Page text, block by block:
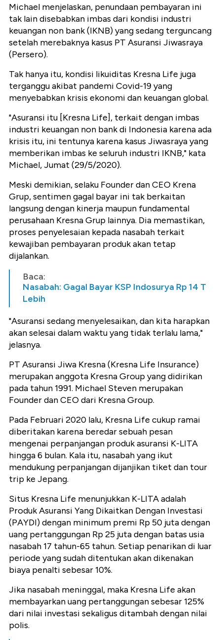
Michael menjelaskan, penundaan pembayaran ini
tak lain disebabkan imbas dari kondisi industri
keuangan non bank (IKNB) yang sedang terguncang
setelah merebaknya kasus PT Asuransi Jiwasraya
(Persero).
Tak hanya itu, kondisi likuiditas Kresna Life juga
terganggu akibat pandemi Covid-19 yang
menyebabkan krisis ekonomi dan keuangan global.
"Asuransi itu [Kresna Life], terkait dengan imbas
industri keuangan non bank di Indonesia karena ada
krisis itu, ini tentunya karena kasus Jiwasraya yang
memberikan imbas ke seluruh industri IKNB," kata
Michael, Jumat (29/5/2020).
Meski demikian, selaku Founder dan CEO Krena
Grup, sentimen gagal bayar ini tak berkaitan
langsung dengan kinerja maupun fundamental
perusahaan Kresna Grup lainnya. Dia memastikan,
proses penyelesaian kepada nasabah terkait
kewajiban pembayaran produk akan tetap
dijalankan.
Baca:
Nasabah: Gagal Bayar KSP Indosurya Rp 14 T
Lebih
"Asuransi sedang menyelesaikan, dan kita harapkan
akan selesai dalam waktu yang tidak terlalu lama,"
jelasnya.
PT Asuransi Jiwa Kresna(Kresna Life Insurance)
merupakan anggota KresnaGroup yang didirikan
pada tahun 1991. Michael Steven merupakan
Founder danCEO dari KresnaGroup.
Pada Februari 2020 lalu, Kresna Life cukup ramai
diberitakan karena beredar sebuah pesan
mengenai perpanjangan produk asuransi K-LITA
hingga 6 bulan. Kala itu, nasabah yang ikut
mendukung perpanjangan dijanjikan tiket dan tour
trip ke Jepang.
Situs Kresna Life menunjukkan K-LITAadalah
Produk Asuransi Yang Dikaitkan Dengan Investasi
(PAYDI) dengan minimum premi Rp 50 juta dengan
uang pertanggungan Rp 25 juta dengan batas usia
nasabah 17 tahun-65 tahun. Setiap penarikan di luar
periode yang sudah ditentukan akan dikenakan
biaya penalti sebesar 10%.
Jika nasabah meninggal, maka Kresna Life akan
membayarkan uang pertanggungan sebesar 125%
dari nilai investasi sekaligus ditambah dengan nilai
polis.